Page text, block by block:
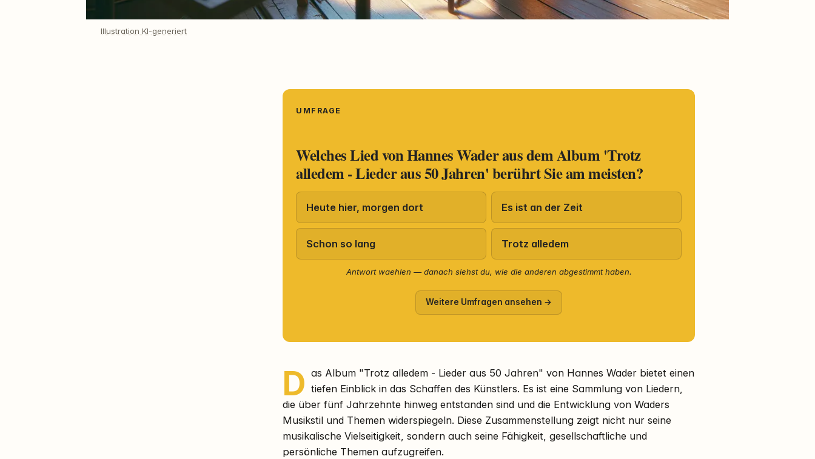
Illustration KI-generiert
UMFRAGE
Welches Lied von Hannes Wader aus dem Album 'Trotz
alledem - Lieder aus 50 Jahren' berührt Sie am meisten?
Heute hier, morgen dort Es ist an der Zeit
Schon so lang Trotz alledem
Antwort waehlen — danach siehst du, wie die anderen abgestimmt haben.
Weitere Umfragen ansehen →
D as Album "Trotz alledem - Lieder aus 50 Jahren" von Hannes Wader bietet einen
tiefen Einblick in das Schaffen des Künstlers. Es ist eine Sammlung von Liedern,
die über fünf Jahrzehnte hinweg entstanden sind und die Entwicklung von Waders
Musikstil und Themen widerspiegeln. Diese Zusammenstellung zeigt nicht nur seine
musikalische Vielseitigkeit, sondern auch seine Fähigkeit, gesellschaftliche und
persönliche Themen aufzugreifen.